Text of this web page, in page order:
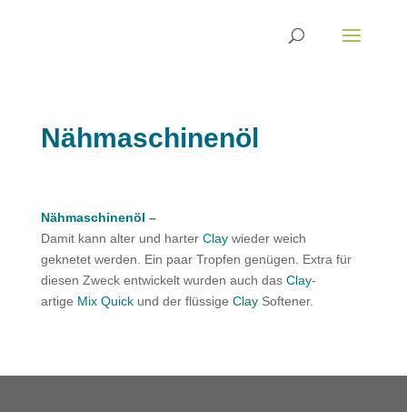
Nähmaschinenöl
Nähmaschinenöl –
Damit kann alter und harter Claywieder weich
geknetet werden. Ein paar Tropfen genügen. Extra für
diesen Zweck entwickelt wurden auch das Clay-
artige Mix Quickund der flüssige ClaySoftener.